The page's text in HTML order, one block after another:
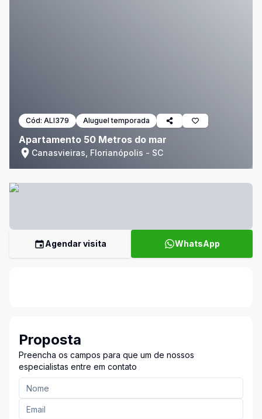
Cód: ALI379 Aluguel temporada
Apartamento 50 Metros do mar
Canasvieiras, Florianópolis - SC
Agendar visita WhatsApp
Proposta
Preencha os campos para que um de nossos
especialistas entre em contato